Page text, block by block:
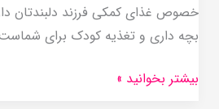
خصوص غذای کمکی فرزند دلبندتان
بچه داری و تغذیه کودک برای
بیشتر بخوانید »